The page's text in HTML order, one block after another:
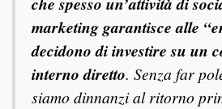
marketing garantisce alle
decidono di investire su un
interno diretto. Senza far
siamo dinnanzi al ritorno